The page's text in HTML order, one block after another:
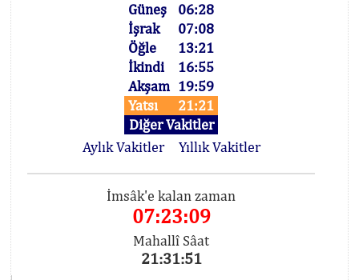
Güneş
06:28
İşrak
07:08
Öğle
13:21
İkindi
16:55
Akşam 19:59
Yatsı
21:21
Diğer Vakitler
Aylık Vakitler
Yıllık Vakitler
İmsâk'e kalan zaman
07:23:09
Mahallî Sâat
21:31:51